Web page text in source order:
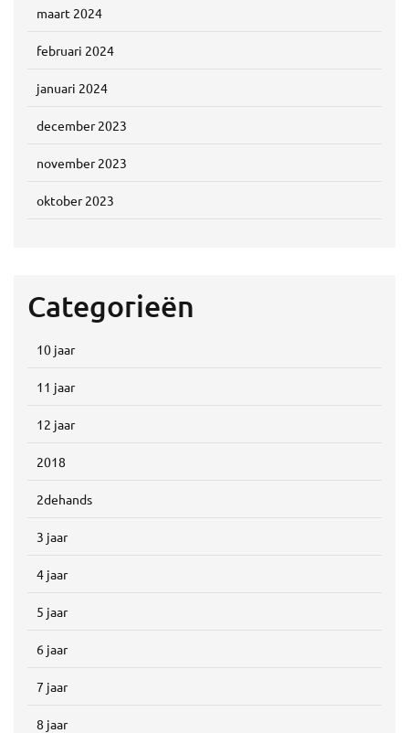
maart 2024
februari 2024
januari 2024
december 2023
november 2023
oktober 2023
Categorieën
10 jaar
11 jaar
12 jaar
2018
2dehands
3 jaar
4 jaar
5 jaar
6 jaar
7 jaar
8 jaar